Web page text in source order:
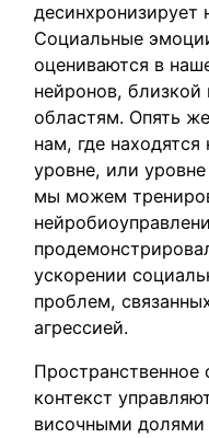
Социальные
оцениваются в
нейронов,
областям. Опять
нам, где
уровне, или
мы можем
ускорении
проблем,
агрессией.
Пространственное
контекст
височными